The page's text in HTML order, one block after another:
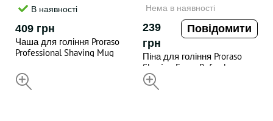
В наявності
409 грн
Чаша для гоління Proraso
Professional Shaving Mug
Нема в наявності
239
грн
Повідомити
Піна для гоління Proraso
Shaving Foam Refresh
Eucalyptus 300ML